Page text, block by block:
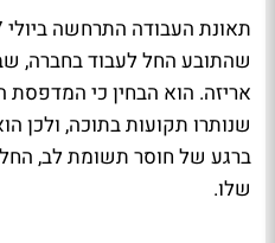
שהתובע החל לעבוד בחברה,
אריזה. הוא הבחין כי
שנותרו תקועות בתוכה, ולכן
ברגע של חוסר תשומת לב,
שלו.